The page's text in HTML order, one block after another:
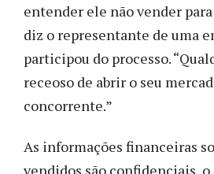
entender ele não vender
diz o representante de uma
participou do processo.
receoso de abrir o seu
concorrente.”
As informações financeiras